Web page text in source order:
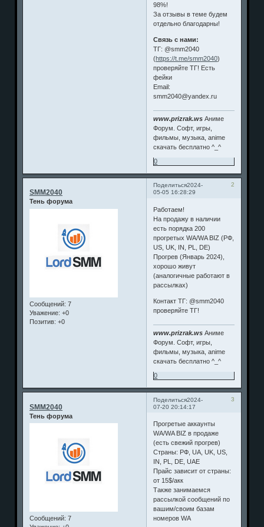
98%!
За отзывы в теме будем
отдельно благодарны!
Связь с нами:
ТГ: @smm2040
(https://t.me/smm2040)
проверяйте ТГ! Есть
фейки
Email:
smm2040@yandex.ru
www.prizrak.ws Аниме
Форум. Софт, игры,
фильмы, музыка, anime
скачать бесплатно ^_^
0
Поделиться 2
2024-
05-05 16:28:29
SMM2040
Тень форума
Сообщений: 7
Уважение: +0
Позитив: +0
Работаем!
На продажу в наличии
есть порядка 200
прогретых WA/WA BIZ (РФ,
US, UK, IN, PL, DE)
Прогрев (Январь 2024),
хорошо живут
(аналогичные работают в
рассылках)
Контакт ТГ: @smm2040
проверяйте ТГ!
www.prizrak.ws Аниме
Форум. Софт, игры,
фильмы, музыка, anime
скачать бесплатно ^_^
0
Поделиться 3
2024-
07-20 20:14:17
SMM2040
Тень форума
Сообщений: 7
Прогретые аккаунты
WA/WA BIZ в продаже
(есть свежий прогрев)
Страны: РФ, UA, UK, US,
IN, PL, DE, UAE
Прайс зависит от страны:
от 15$/акк
Также занимаемся
рассылкой сообщений по
вашим/своим базам
номеров WA